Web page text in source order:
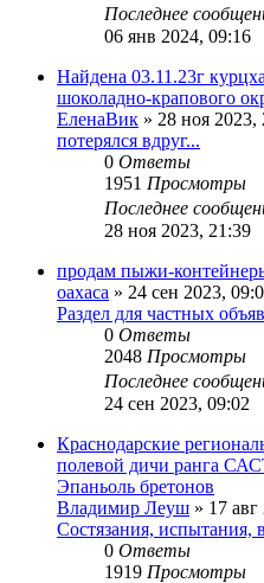
Последнее
06 янв 2024, 09:16
Найдена 03.11.23г
шоколадно-крапового
ЕленаВик » 28 ноя
потерялся вдруг...
0 Ответы
1951 Просмотры
Последнее
28 ноя 2023, 21:39
продам пыжи-
oaxaca » 24 сен 2023,
Раздел для частных
0 Ответы
2048 Просмотры
Последнее
24 сен 2023, 09:02
Краснодарские
полевой дичи ранга
Эпаньоль бретонов
Владимир Леуш » 17
Состязания, испытания,
0 Ответы
1919 Просмотры